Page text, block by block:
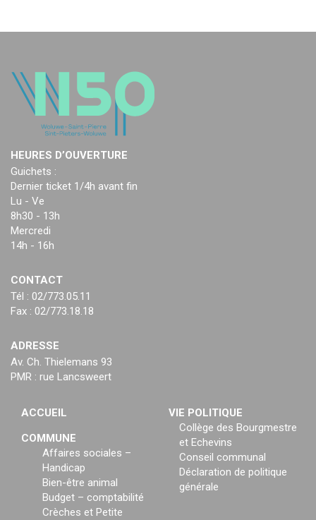
HEURES D’OUVERTURE
Guichets :
Dernier ticket 1/4h avant fin
Lu - Ve
8h30 - 13h
Mercredi
14h - 16h
CONTACT
Tél : 02/773.05.11
Fax : 02/773.18.18
ADRESSE
Av. Ch. Thielemans 93
PMR : rue Lancsweert
ACCUEIL
COMMUNE
Affaires sociales –
Handicap
Bien-être animal
Budget – comptabilité
Crèches et Petite
VIE POLITIQUE
Collège des Bourgmestre
et Echevins
Conseil communal
Déclaration de politique
générale